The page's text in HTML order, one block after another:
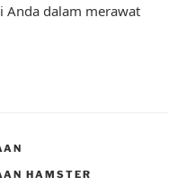
Anda dalam merawat
HAMSTER